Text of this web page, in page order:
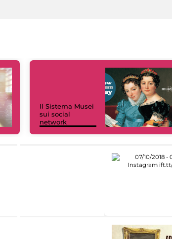
Il Sistema Musei
sui social
network